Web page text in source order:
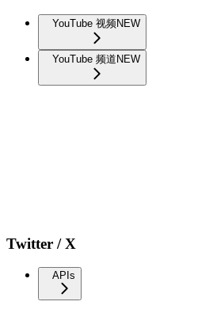
YouTube 视频NEW
YouTube 频道 NEW
Twitter / X
APIs